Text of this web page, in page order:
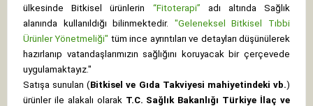
ülkesinde Bitkisel ürünlerin “Fitoterapi” adı altında Sağlık
alanında kullanıldığı bilinmektedir. "Geleneksel Bitkisel Tıbbi
Ürünler Yönetmeliği" tüm ince ayrıntıları ve detayları düşünülerek
hazırlanıp vatandaşlarımızın sağlığını koruyacak bir çerçevede
uygulamaktayız."
Satışa sunulan (Bitkisel ve Gıda Takviyesi mahiyetindeki vb.)
ürünler ile alakalı olarak T.C. Sağlık Bakanlığı Türkiye İlaç ve